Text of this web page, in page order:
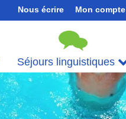
Nous écrire Mon compte
Séjours linguistiques